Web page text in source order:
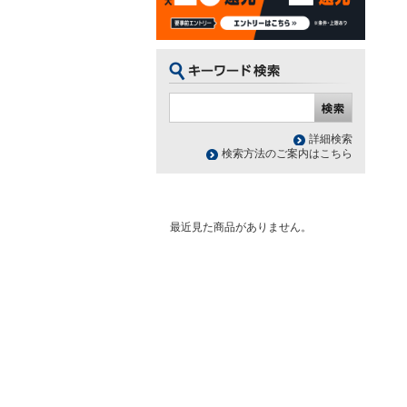
詳細検索
検索方法のご案内はこちら
最近見た商品がありません。